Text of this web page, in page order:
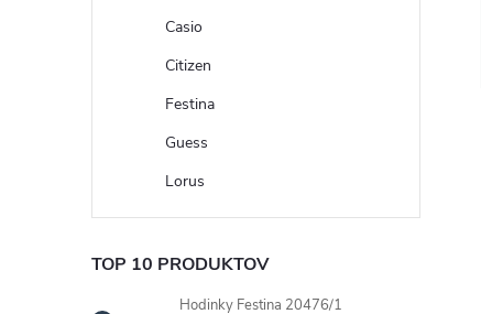
Casio
Citizen
Festina
Guess
Lorus
TOP 10 PRODUKTOV
Hodinky Festina 20476/1